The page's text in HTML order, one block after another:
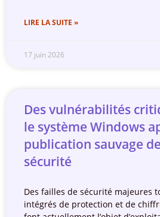
LIRE LA SUITE »
17 juin 2026
Des vulnérabilités
le système Windows
publication sauvage
sécurité
Des failles de sécurité majeures
intégrés de protection et de